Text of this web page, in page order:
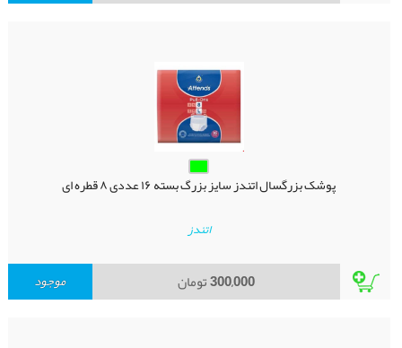
پوشک بزرگسال اتندز سایز بزرگ بسته ۱۶ عددی ۸ قطره ای
اتندز
300,000تومان موجود